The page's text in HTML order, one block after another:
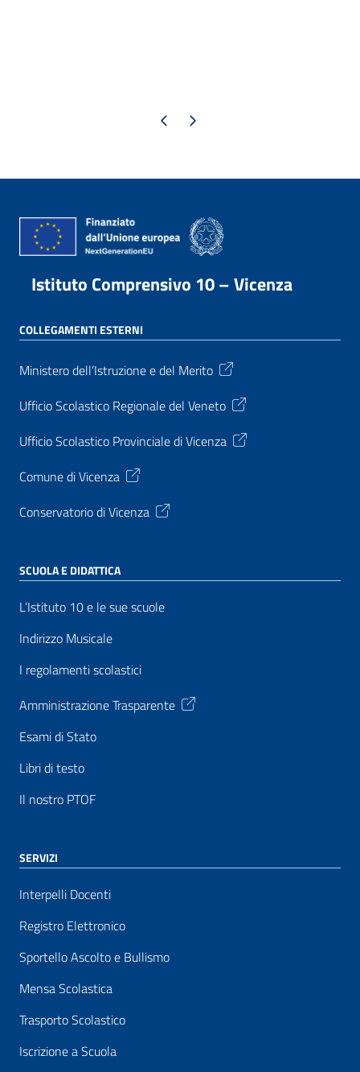
Pagina precedente
Pagina successiva
Istituto Comprensivo 10 – Vicenza
COLLEGAMENTI ESTERNI
Ministero dell’Istruzione e del Merito
Ufficio Scolastico Regionale del Veneto
Ufficio Scolastico Provinciale di Vicenza
Comune di Vicenza
Conservatorio di Vicenza
SCUOLA E DIDATTICA
L’Istituto 10 e le sue scuole
Indirizzo Musicale
I regolamenti scolastici
Amministrazione Trasparente
Esami di Stato
Libri di testo
Il nostro PTOF
SERVIZI
Interpelli Docenti
Registro Elettronico
Sportello Ascolto e Bullismo
Mensa Scolastica
Trasporto Scolastico
Iscrizione a Scuola